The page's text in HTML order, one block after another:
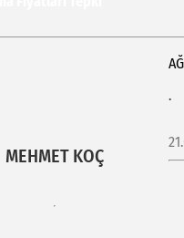
MEHMET KOÇ
.